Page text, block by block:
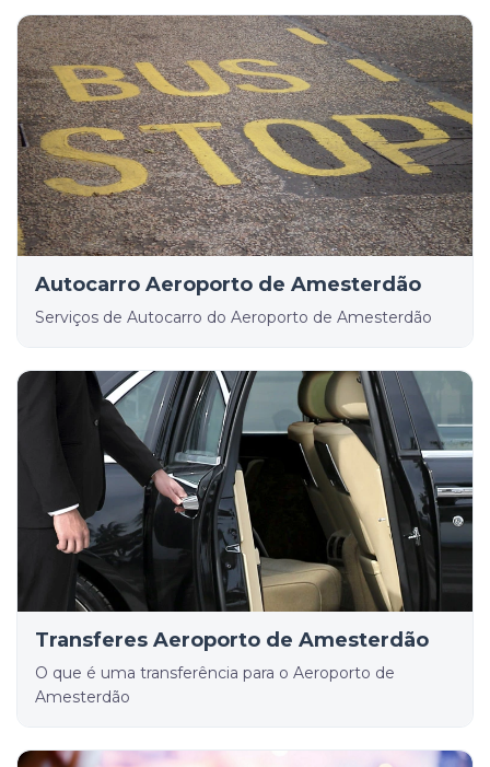
Autocarro Aeroporto de Amesterdão
Serviços de Autocarro do Aeroporto de Amesterdão
Transferes Aeroporto de Amesterdão
O que é uma transferência para o Aeroporto de
Amesterdão